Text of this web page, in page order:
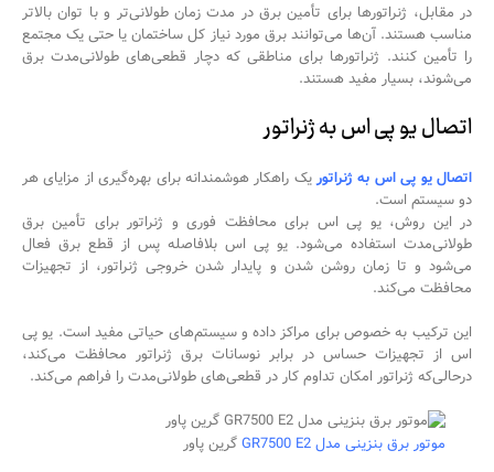
در مقابل، ژنراتورها برای تأمین برق در مدت زمان طولانی‌تر و با توان بالاتر
مناسب هستند. آن‌ها می‌توانند برق مورد نیاز کل ساختمان یا حتی یک مجتمع
را تأمین کنند. ژنراتورها برای مناطقی که دچار قطعی‌های طولانی‌مدت برق
می‌شوند، بسیار مفید هستند.
اتصال یو پی اس به ژنراتور
اتصال یو پی اس به ژنراتوریک راهکار هوشمندانه برای بهره‌گیری از مزایای هر
دو سیستم است.
در این روش، یو پی اس برای محافظت فوری و ژنراتور برای تأمین برق
طولانی‌مدت استفاده می‌شود. یو پی اس بلافاصله پس از قطع برق فعال
می‌شود و تا زمان روشن شدن و پایدار شدن خروجی ژنراتور، از تجهیزات
محافظت می‌کند.
این ترکیب به خصوص برای مراکز داده و سیستم‌های حیاتی مفید است. یو پی
اس از تجهیزات حساس در برابر نوسانات برق ژنراتور محافظت می‌کند،
درحالی‌که ژنراتور امکان تداوم کار در قطعی‌های طولانی‌مدت را فراهم می‌کند.
موتور برق بنزینی مدل GR7500 E2 گرین پاور